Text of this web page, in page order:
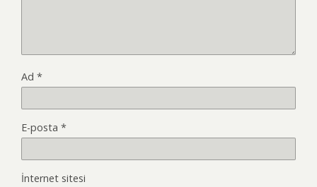
Ad *
E-posta *
İnternet sitesi